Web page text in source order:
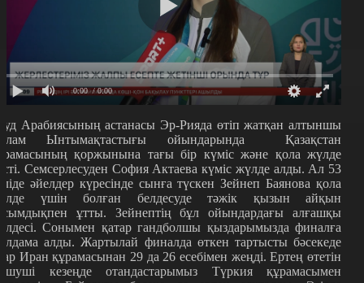
0:00 / 0:00
Арабиясының астанасы Эр-Рияда өтіп жатқан алтыншы
Ынтымақтастығы ойындарында Қазақстан
қоржынына тағы бір күміс және қола жүлде
Семсерлесуден София Актаева күміс жүлде алды. Ал 53
әйелдер күресінде сынға түскен Зейнеп Баянова қола
үшін болған белдесуде тәжік қызын айқын
ұтты. Зейнептің бұл ойындардағы алғашқы
Сонымен қатар гандболшы қыздарымызда финалға
алды. Жартылай финалда өткен тартысты бәсекеде
Иран құрамасынан 29 да 26 есебімен жеңді. Ертең өтетін
кезеңде отандастарымыз Түркия құрамасымен